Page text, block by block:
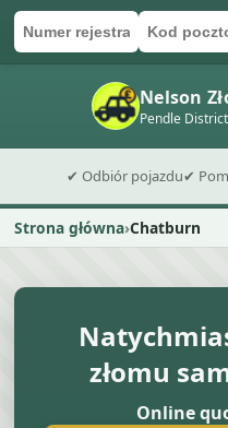
Kod
Wyślij
Nelson
Pendle District
✔ Odbiór pojazdu✔
Strona główna Chatburn
złomu
Online